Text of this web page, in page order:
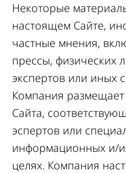
Некоторые
настоящем Сайте,
частные мнения,
прессы, физических
экспертов или иных
Компания размещает
Сайта,
эспертов или
информационных и/
целях. Компания